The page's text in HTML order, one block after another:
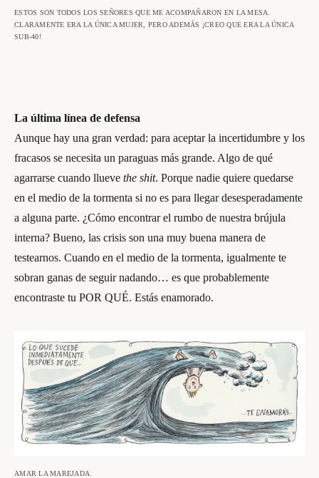
ESTOS SON TODOS LOS SEÑORES QUE ME ACOMPAÑARON EN LA MESA.
CLARAMENTE ERA LA ÚNICA MUJER, PERO ADEMÁS ¡CREO QUE ERA LA ÚNICA
SUB-40!
La última línea de defensa
Aunque hay una gran verdad: para aceptar la incertidumbre y los
fracasos se necesita un paraguas más grande. Algo de qué
agarrarse cuando llueve the shit. Porque nadie quiere quedarse
en el medio de la tormenta si no es para llegar desesperadamente
a alguna parte. ¿Cómo encontrar el rumbo de nuestra brújula
interna? Bueno, las crisis son una muy buena manera de
testearnos. Cuando en el medio de la tormenta, igualmente te
sobran ganas de seguir nadando… es que probablemente
encontraste tu POR QUÉ. Estás enamorado.
AMAR LA MAREJADA.